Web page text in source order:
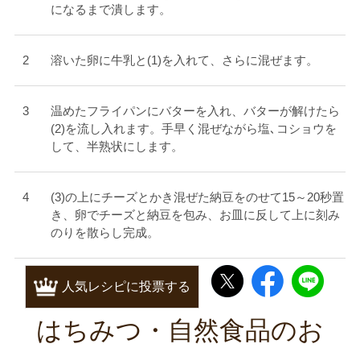
になるまで潰します。
溶いた卵に牛乳と(1)を入れて、さらに混ぜます。
温めたフライパンにバターを入れ、バターが解けたら
(2)を流し入れます。手早く混ぜながら塩､コショウを
して、半熟状にします。
(3)の上にチーズとかき混ぜた納豆をのせて15～20秒置
き、卵でチーズと納豆を包み、お皿に反して上に刻み
のりを散らし完成。
人気レシピに投票する
はちみつ・自然食品のお